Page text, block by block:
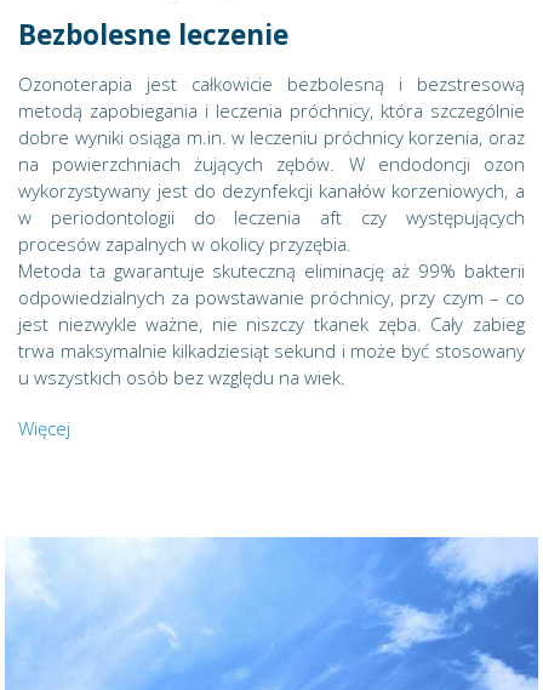
Bezbolesne leczenie
Ozonoterapia jest całkowicie bezbolesną i bezstresową
metodą zapobiegania i leczenia próchnicy, która szczególnie
dobre wyniki osiąga m.in. w leczeniu próchnicy korzenia, oraz
na powierzchniach żujących zębów. W endodoncji ozon
wykorzystywany jest do dezynfekcji kanałów korzeniowych, a
w periodontologii do leczenia aft czy występujących
procesów zapalnych w okolicy przyzębia.
Metoda ta gwarantuje skuteczną eliminację aż 99% bakterii
odpowiedzialnych za powstawanie próchnicy, przy czym – co
jest niezwykle ważne, nie niszczy tkanek zęba. Cały zabieg
trwa maksymalnie kilkadziesiąt sekund i może być stosowany
u wszystkich osób bez względu na wiek.
Więcej